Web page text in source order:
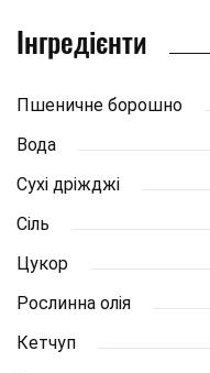
Інгредієнти
Пшеничне борошно
Вода
Сухі дріжджі
Сіль
Цукор
Рослинна олія
Кетчуп